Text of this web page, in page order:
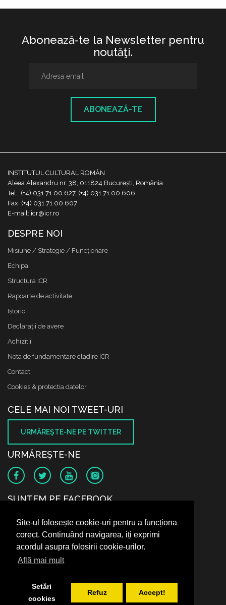
Site-ul folosește cookie-uri pentru a funcționa
corect. Continuând navigarea, iți exprimi
acordul asupra folosirii cookie-urilor.
Află mai mult
Setări
cookies
Refuz Accept!
Abonează-te la Newsletter pentru
noutăţi.
ABONEAZĂ-TE
INSTITUTUL CULTURAL ROMÂN
Aleea Alexandru nr. 38, 011824 București, România
Tel.: (+4) 031 71 00 627, (+4) 031 71 00 606
Fax: (+4) 031 71 00 607
E-mail: icr@icr.ro
DESPRE NOI
Misiune / Strategie / Funcţionare
Echipa
Structura ICR
Rapoarte de activitate
Istoric
Declaraţii de avere
Achizitii
Nota de fundamentare cladire ICR
Contact
Cookies & protectia datelor
CELE MAI NOI TWEET-URI
URMĂREŞTE-NE PE TWITTER
URMĂREŞTE-NE
SUNTEM PE FACEBOOK